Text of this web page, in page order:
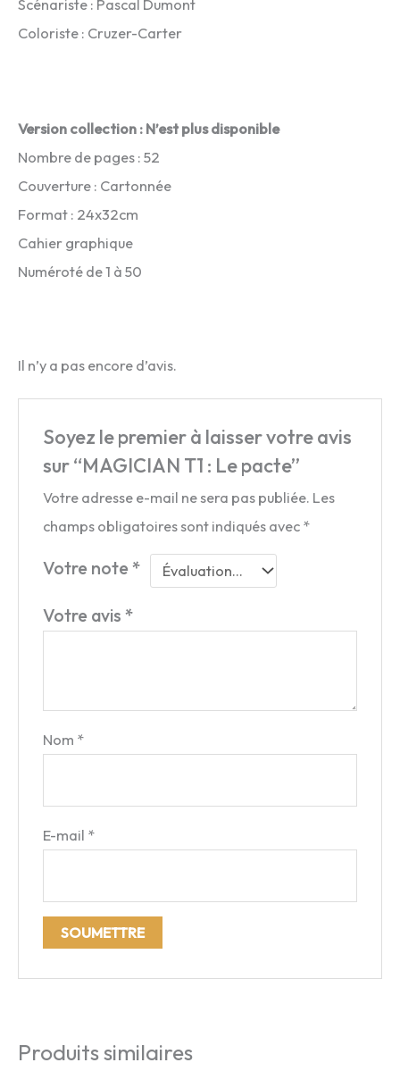
Scénariste : Pascal Dumont
Coloriste : Cruzer-Carter
Version collection : N’est plus disponible
Nombre de pages : 52
Couverture : Cartonnée
Format : 24x32cm
Cahier graphique
Numéroté de 1 à 50
Il n’y a pas encore d’avis.
Soyez le premier à laisser votre avis
sur “MAGICIAN T1 : Le pacte”
Votre adresse e-mail ne sera pas publiée. Les
champs obligatoires sont indiqués avec *
Votre note*
Votre avis*
Nom *
E-mail *
Produits similaires